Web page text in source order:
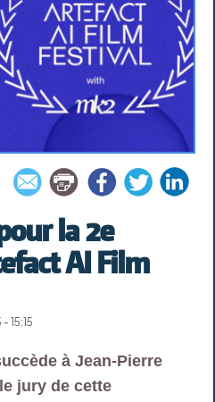
la 2e
AI Film
15:15
à Jean-Pierre
jury de cette